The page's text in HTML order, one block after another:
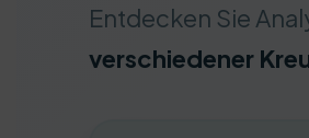
Entdecken Sie
verschiedener